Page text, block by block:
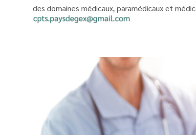
des domaines médicaux, paramédicaux et